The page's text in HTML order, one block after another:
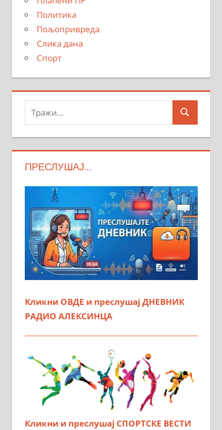
Политика
Пољопривреда
Слика дана
Спорт
Тражи:
Search
ПРЕСЛУШАЈ…
Кликни ОВДЕ и преслушај ДНЕВНИК
РАДИО АЛЕКСИНЦА
Кликни и преслушај СПОРТСКЕ ВЕСТИ